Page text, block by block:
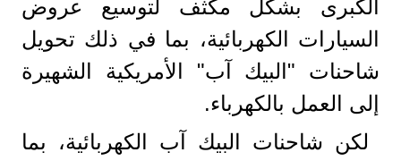
الكبرى بشكل مكثف لتوسيع عروض
السيارات الكهربائية، بما في ذلك تحويل
شاحنات "البيك آب" الأمريكية الشهيرة
إلى العمل بالكهرباء.
لكن شاحنات البيك آب الكهربائية، بما